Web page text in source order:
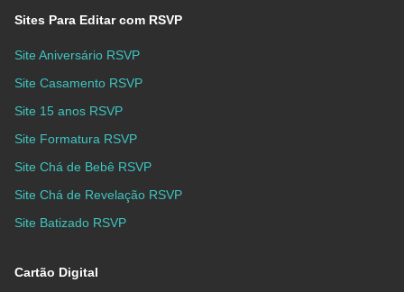
Sites Para Editar com RSVP
Site Aniversário RSVP
Site Casamento RSVP
Site 15 anos RSVP
Site Formatura RSVP
Site Chá de Bebê RSVP
Site Chá de Revelação RSVP
Site Batizado RSVP
Cartão Digital